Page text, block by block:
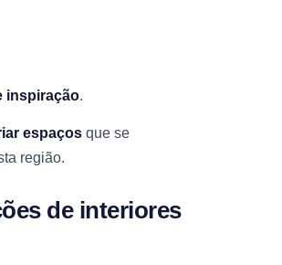
inspiração.
espaços que se
região.
de interiores